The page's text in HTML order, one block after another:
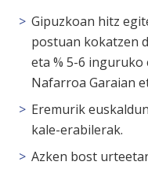
Gipuzkoan hitz
postuan kokatzen
eta % 5-6
Nafarroa Garaian
Eremurik
kale-erabilerak.
Azken bost